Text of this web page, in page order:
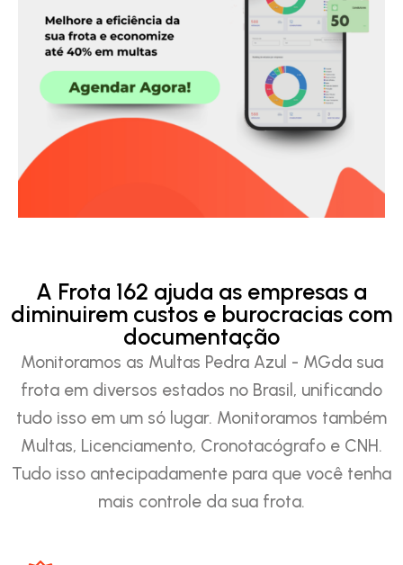
A Frota 162 ajuda as empresas a
diminuirem custos e burocracias com
documentação
Monitoramos as Multas Pedra Azul - MGda sua
frota em diversos estados no Brasil, unificando
tudo isso em um só lugar. Monitoramos também
Multas, Licenciamento, Cronotacógrafo e CNH.
Tudo isso antecipadamente para que você tenha
mais controle da sua frota.